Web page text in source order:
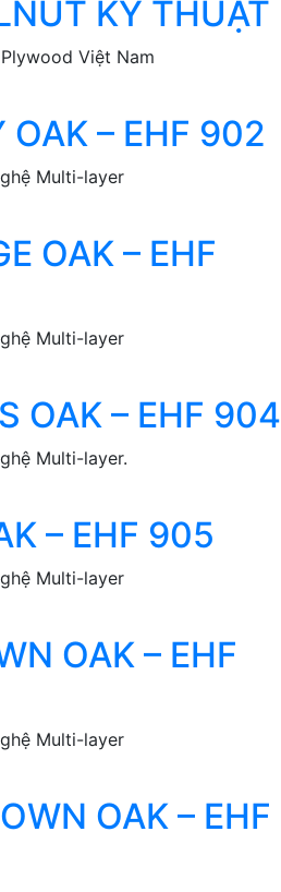
KỸ THUẬT
Việt Nam
OAK – EHF 902
Multi-layer
OAK – EHF
Multi-layer
OAK – EHF 904
Multi-layer.
– EHF 905
Multi-layer
OAK – EHF
Multi-layer
OAK – EHF